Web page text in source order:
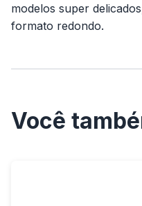
modelos super
formato redondo.
Você